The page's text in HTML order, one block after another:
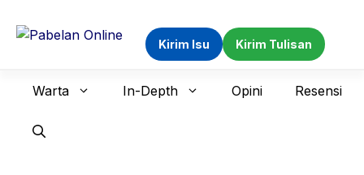
Kirim Isu Kirim Tulisan
Warta In-Depth Opini Resensi